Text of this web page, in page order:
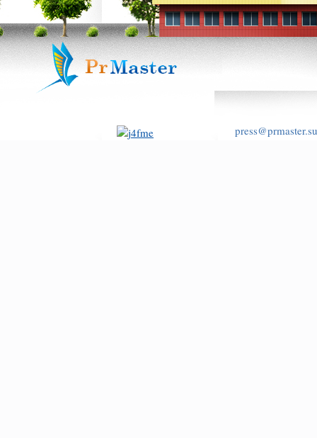
press@prmaster.su